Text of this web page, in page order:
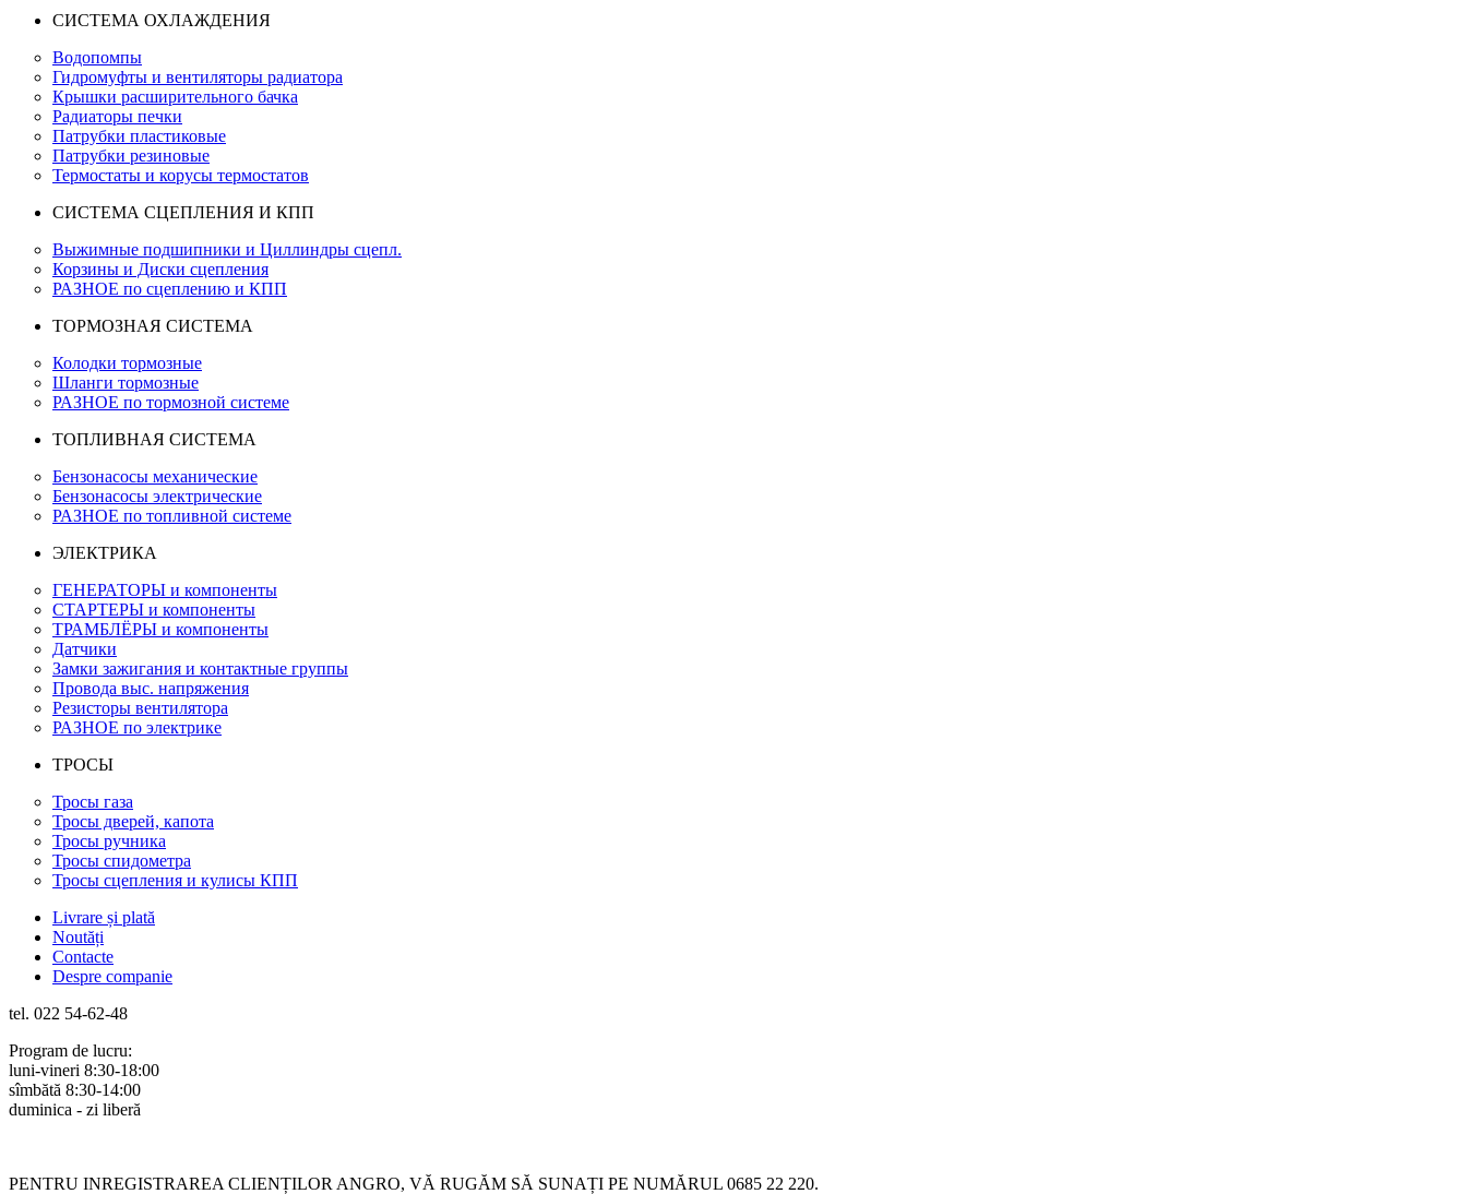
СИСТЕМА ОХЛАЖДЕНИЯ
Водопомпы
Гидромуфты и вентиляторы радиатора
Крышки расширительного бачка
Радиаторы печки
Патрубки пластиковые
Патрубки резиновые
Термостаты и корусы термостатов
СИСТЕМА СЦЕПЛЕНИЯ И КПП
Выжимные подшипники и Циллиндры сцепл.
Корзины и Диски сцепления
РАЗНОЕ по сцеплению и КПП
ТОРМОЗНАЯ СИСТЕМА
Колодки тормозные
Шланги тормозные
РАЗНОЕ по тормозной системе
ТОПЛИВНАЯ СИСТЕМА
Бензонасосы механические
Бензонасосы электрические
РАЗНОЕ по топливной системе
ЭЛЕКТРИКА
ГЕНЕРАТОРЫ и компоненты
СТАРТЕРЫ и компоненты
ТРАМБЛЁРЫ и компоненты
Датчики
Замки зажигания и контактные группы
Провода выс. напряжения
Резисторы вентилятора
РАЗНОЕ по электрике
ТРОСЫ
Тросы газа
Тросы дверей, капота
Тросы ручника
Тросы спидометра
Тросы сцепления и кулисы КПП
Livrare și plată
Noutăți
Contacte
Despre companie
tel. 022 54-62-48
Program de lucru:
luni-vineri 8:30-18:00
sîmbătă 8:30-14:00
duminica - zi liberă
PENTRU INREGISTRAREA CLIENȚILOR ANGRO, VĂ RUGĂM SĂ SUNAȚI PE NUMĂRUL 0685 22 220.